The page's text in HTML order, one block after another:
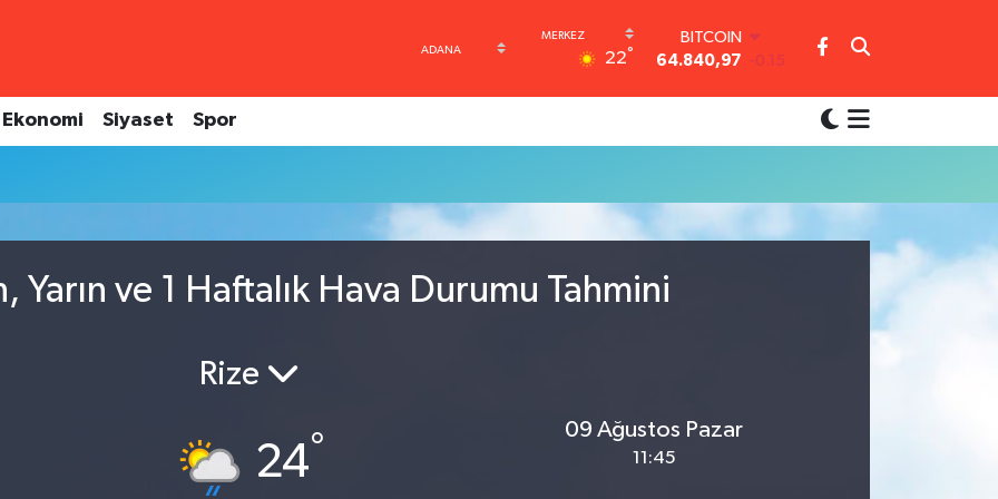
22°
BITCOIN
64.840,97 -0.15
64,4811 0.38
Ekonomi Siyaset Spor
Yarın ve 1 Haftalık Hava Durumu Tahmini
Rize
24°
09 Ağustos Pazar
11:45